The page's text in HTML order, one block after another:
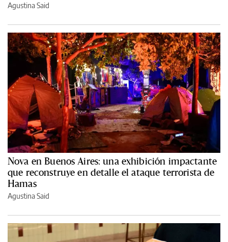
Agustina Said
Nova en Buenos Aires: una exhibición impactante
que reconstruye en detalle el ataque terrorista de
Hamas
Agustina Said